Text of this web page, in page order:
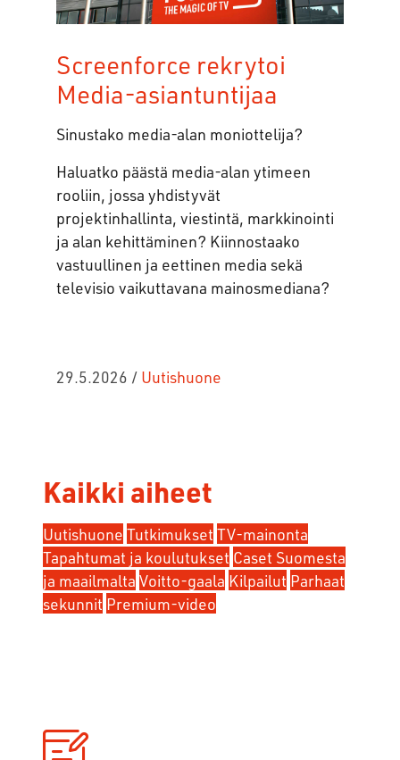
Screenforce rekrytoi
Media-asiantuntijaa
Sinustako media-alan moniottelija?
Haluatko päästä media-alan ytimeen
rooliin, jossa yhdistyvät
projektinhallinta, viestintä, markkinointi
ja alan kehittäminen? Kiinnostaako
vastuullinen ja eettinen media sekä
televisio vaikuttavana mainosmediana?
29.5.2026 / Uutishuone
Kaikki aiheet
Uutishuone Tutkimukset TV-mainonta
Tapahtumat ja koulutukset Caset Suomesta
ja maailmalta Voitto-gaala Kilpailut Parhaat
sekunnit Premium-video